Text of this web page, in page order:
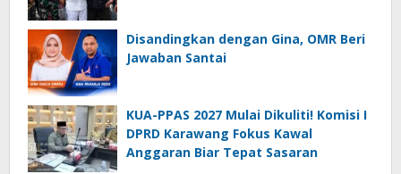
Disandingkan dengan Gina, OMR Beri
Jawaban Santai
KUA-PPAS 2027 Mulai Dikuliti! Komisi I
DPRD Karawang Fokus Kawal
Anggaran Biar Tepat Sasaran